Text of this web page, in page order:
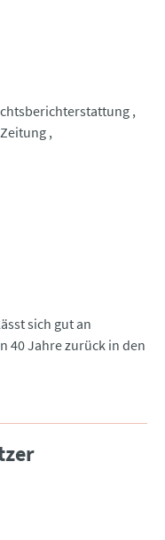
Zeitung
sich gut an
40 Jahre zurück in den